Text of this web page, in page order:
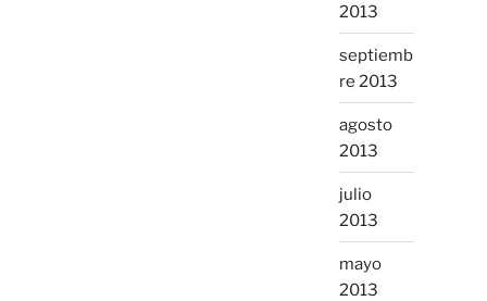
2013
septiemb
re 2013
agosto
2013
julio
2013
mayo
2013